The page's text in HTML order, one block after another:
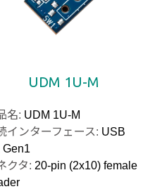
UDM 1U-M
名: UDM 1U-M
インターフェース: USB
Gen1
クタ: 20-pin (2x10) female